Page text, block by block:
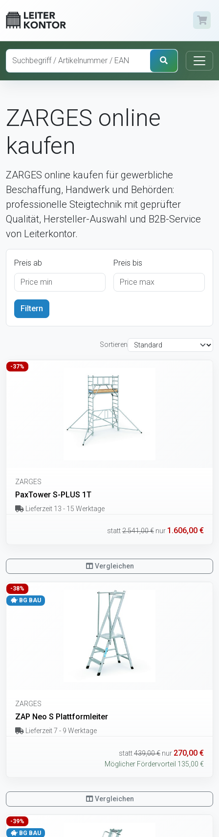
ZARGES online
kaufen
ZARGES online kaufen für gewerbliche
Beschaffung, Handwerk und Behörden:
professionelle Steigtechnik mit geprüfter
Qualität, Hersteller-Auswahl und B2B-Service
von Leiterkontor.
Preis ab Preis bis
Sortieren
-37%
ZARGES
PaxTower S-PLUS 1T
Lieferzeit 13 - 15 Werktage
statt2.541,00 € nur 1.606,00 €
Vergleichen
-38%
BG BAU
ZARGES
ZAP Neo S Plattformleiter
Lieferzeit 7 - 9 Werktage
statt439,00 € nur 270,00 €
Möglicher Fördervorteil 135,00 €
Vergleichen
-39%
BG BAU